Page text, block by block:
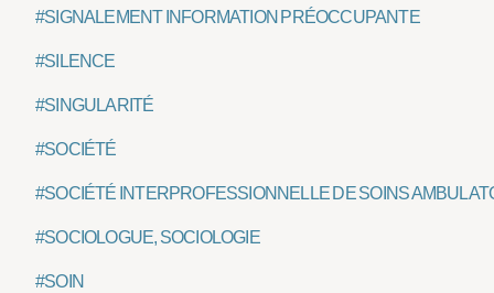
#SIGNALEMENT INFORMATION PRÉOCCUPANTE
#SILENCE
#SINGULARITÉ
#SOCIÉTÉ
#SOCIÉTÉ INTERPROFESSIONNELLE DE SOINS
#SOCIOLOGUE, SOCIOLOGIE
#SOIN